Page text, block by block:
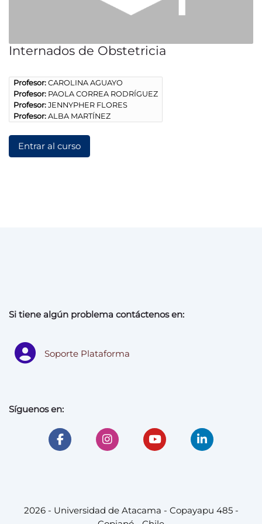
Internados de Obstetricia
Profesor: CAROLINA AGUAYO
Profesor: PAOLA CORREA RODRÍGUEZ
Profesor: JENNYPHER FLORES
Profesor: ALBA MARTÍNEZ
Entrar al curso
Si tiene algún problema contáctenos en:
Soporte Plataforma
Síguenos en:
2026 - Universidad de Atacama - Copayapu 485 -